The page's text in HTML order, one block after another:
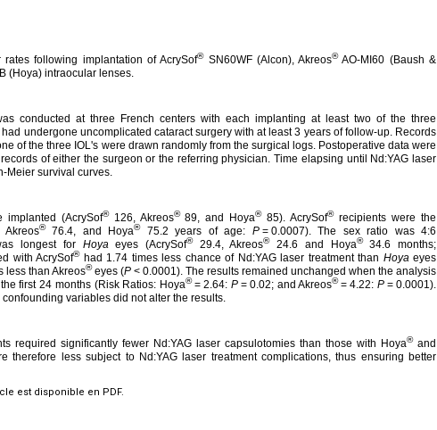
rates following implantation of AcrySof®SN60WF (Alcon), Akreos®AO-MI60 (Baush &
(Hoya) intraocular lenses.
conducted at three French centers with each implanting at least two of the three
undergone uncomplicated cataract surgery with at least 3 years of follow-up. Records
of the three IOL's were drawn randomly from the surgical logs. Postoperative data were
of either the surgeon or the referring physician. Time elapsing until Nd:YAG laser
Meier survival curves.
implanted (AcrySof®126, Akreos®89, and Hoya®85). AcrySof®recipients were the
®76.4, and Hoya®75.2 years of age: P = 0.0007). The sex ratio was 4:6
longest for Hoyaeyes (AcrySof®29.4, Akreos®24.6 and Hoya®34.6 months;
with AcrySof®had 1.74 times less chance of Nd:YAG laser treatment than Hoyaeyes
less than Akreos®eyes (P < 0.0001). The results remained unchanged when the analysis
first 24 months (Risk Ratios: Hoya® = 2.64: P = 0.02; and Akreos® = 4.22:P = 0.0001).
variables did not alter the results.
required significantly fewer Nd:YAG laser capsulotomies than those with Hoya®and
therefore less subject to Nd:YAG laser treatment complications, thus ensuring better
est disponible en PDF.